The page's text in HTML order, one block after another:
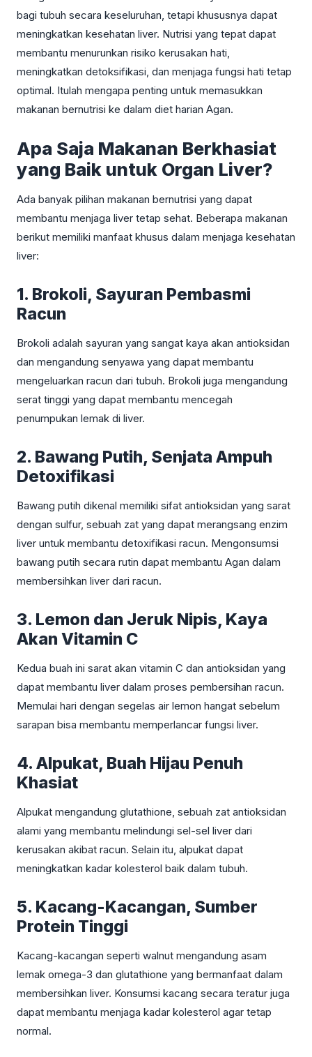
bagi tubuh secara keseluruhan, tetapi khususnya dapat
meningkatkan kesehatan liver. Nutrisi yang tepat dapat
membantu menurunkan risiko kerusakan hati,
meningkatkan detoksifikasi, dan menjaga fungsi hati tetap
optimal. Itulah mengapa penting untuk memasukkan
makanan bernutrisi ke dalam diet harian Agan.
Apa Saja Makanan Berkhasiat
yang Baik untuk Organ Liver?
Ada banyak pilihan makanan bernutrisi yang dapat
membantu menjaga liver tetap sehat. Beberapa makanan
berikut memiliki manfaat khusus dalam menjaga kesehatan
liver:
1. Brokoli, Sayuran Pembasmi
Racun
Brokoli adalah sayuran yang sangat kaya akan antioksidan
dan mengandung senyawa yang dapat membantu
mengeluarkan racun dari tubuh. Brokoli juga mengandung
serat tinggi yang dapat membantu mencegah
penumpukan lemak di liver.
2. Bawang Putih, Senjata Ampuh
Detoxifikasi
Bawang putih dikenal memiliki sifat antioksidan yang sarat
dengan sulfur, sebuah zat yang dapat merangsang enzim
liver untuk membantu detoxifikasi racun. Mengonsumsi
bawang putih secara rutin dapat membantu Agan dalam
membersihkan liver dari racun.
3. Lemon dan Jeruk Nipis, Kaya
Akan Vitamin C
Kedua buah ini sarat akan vitamin C dan antioksidan yang
dapat membantu liver dalam proses pembersihan racun.
Memulai hari dengan segelas air lemon hangat sebelum
sarapan bisa membantu memperlancar fungsi liver.
4. Alpukat, Buah Hijau Penuh
Khasiat
Alpukat mengandung glutathione, sebuah zat antioksidan
alami yang membantu melindungi sel-sel liver dari
kerusakan akibat racun. Selain itu, alpukat dapat
meningkatkan kadar kolesterol baik dalam tubuh.
5. Kacang-Kacangan, Sumber
Protein Tinggi
Kacang-kacangan seperti walnut mengandung asam
lemak omega-3 dan glutathione yang bermanfaat dalam
membersihkan liver. Konsumsi kacang secara teratur juga
dapat membantu menjaga kadar kolesterol agar tetap
normal.